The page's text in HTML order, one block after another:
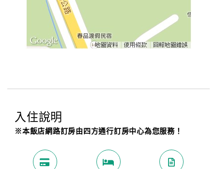
入住說明
※本飯店網路訂房由四方通行訂房中心為您服務！